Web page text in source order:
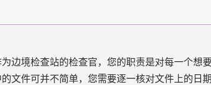
边境检查站的检查官，您的职责是对每一个想
的文件可并不简单，您需要逐一核对文件上的日